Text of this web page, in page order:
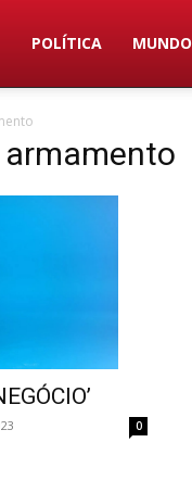
Duas
Linhas
POLÍTICA MUNDO
armamento
0